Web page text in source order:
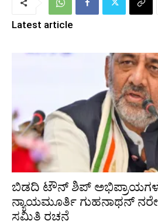
Latest article
ಬಿಡದಿ ಟೌನ್ ಶಿಪ್ ಅಭಿಪ್ರಾಯಗಳ
ನ್ಯಾಯಮೂರ್ತಿ ಗುಹನಾಥನ್
ಸಮಿತಿ ರಚನೆ